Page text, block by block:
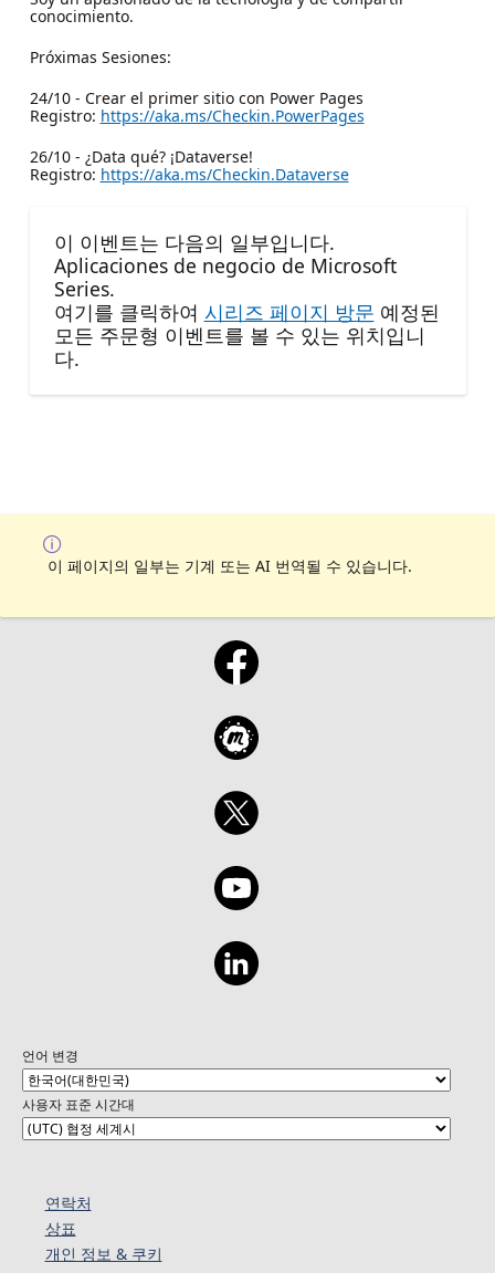
conocimiento.
Próximas Sesiones:
24/10 - Crear el primer sitio con Power Pages
Registro: https://aka.ms/Checkin.PowerPages
26/10 - ¿Data qué? ¡Dataverse!
Registro: https://aka.ms/Checkin.Dataverse
이 이벤트는 다음의 일부입니다.
Aplicaciones de negocio de Microsoft
Series.
여기를 클릭하여 시리즈 페이지 방문 예정된
모든 주문형 이벤트를 볼 수 있는 위치입니
다.
이 페이지의 일부는 기계 또는 AI 번역될 수 있습니다.
언어 변경
사용자 표준 시간대
연락처
상표
개인 정보 & 쿠키